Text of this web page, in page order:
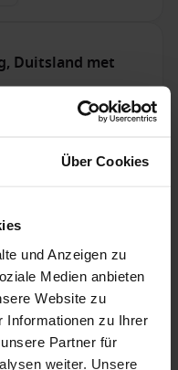
Über Cookies
und Anzeigen zu
Medien anbieten
Website zu
Informationen zu Ihrer
Partner für
weiter. Unsere
Duitsland met
Balkonhut van
€ 39.995 p.p.